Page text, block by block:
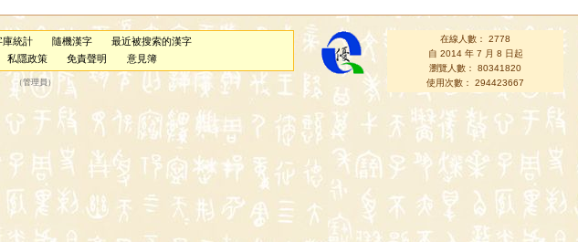
庫統計 隨機漢字
最近被搜索的漢字
私隱政策 免責聲明 意見簿
（管理員 ）
在線人數： 2778
自 2014 年 7 月 8 日起
瀏覽人數： 80341820
使用次數： 294423667